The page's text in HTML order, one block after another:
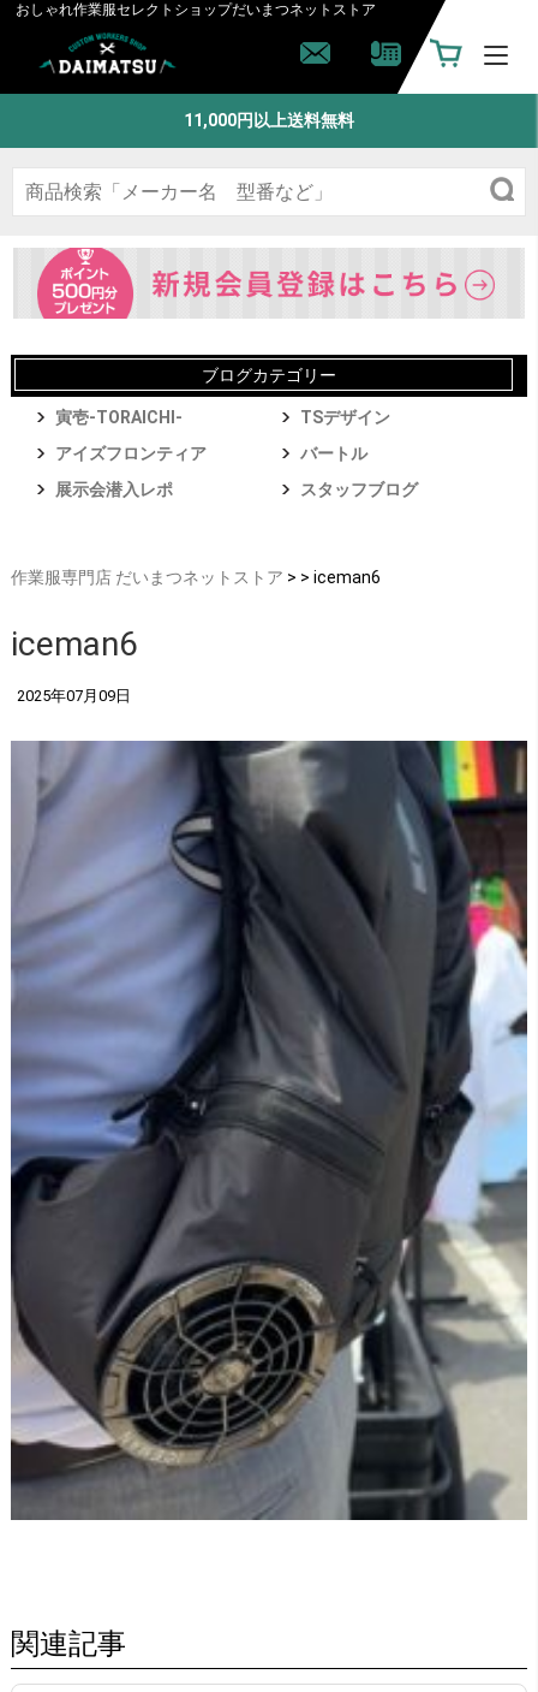
おしゃれ作業服セレクトショップだいまつネットストア
11,000円以上送料無料
ブログカテゴリー
寅壱-TORAICHI-
TSデザイン
アイズフロンティア
バートル
展示会潜入レポ
スタッフブログ
作業服専門店 だいまつネットストア > > iceman6
iceman6
2025年07月09日
関連記事